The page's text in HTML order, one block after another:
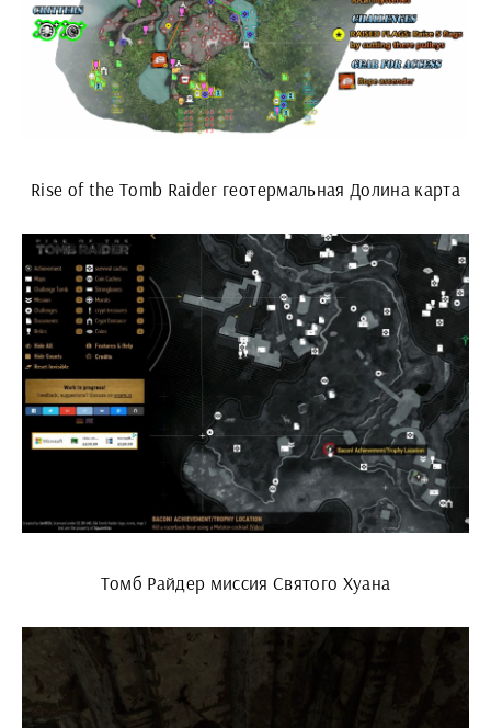
Rise of the Tomb Raider геотермальная Долина карта
Томб Райдер миссия Святого Хуана